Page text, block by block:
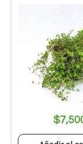
$